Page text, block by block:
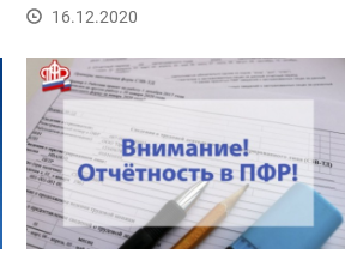
Соглашение об...
16.12.2020